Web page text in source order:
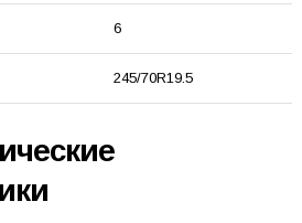
6
245/70R19.5